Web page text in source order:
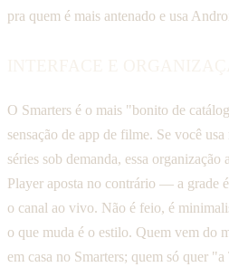
pra quem é mais antenado e usa
O Smarters é o mais "bonito de
sensação de app de filme. Se você
séries sob demanda, essa
Player aposta no contrário — a grade
o canal ao vivo. Não é feio, é
o que muda é o estilo. Quem vem do
em casa no Smarters; quem só quer